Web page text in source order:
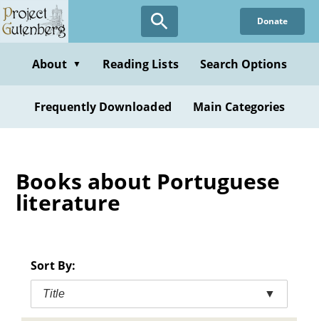
Skip
to
content
Donate
About ▼ Reading Lists Search Options
Frequently Downloaded Main Categories
Books about Portuguese
literature
Sort By:
Title ▼